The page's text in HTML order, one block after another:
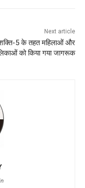
Next article
5 के तहत महिलाओं और
को किया गया जागरूक